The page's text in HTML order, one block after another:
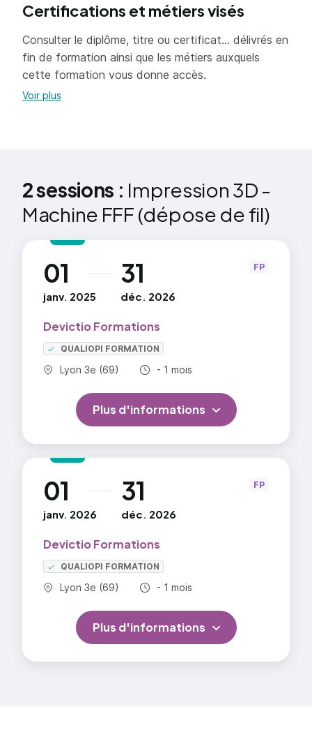
Les bonnes pratiques
Les paramètres d’impression
LES LOGICIELS ASSOCIES
Exercices d’application
CAS PRATIQUES
Orientation de la pièce
Tranchage
Post-production
MISE EN APPLICATION
Certifications et métiers visés
Consulter le diplôme, titre ou certificat... délivrés en
fin de formation ainsi que les métiers auxquels
cette formation vous donne accès.
Voir plus
2 sessions : Impression 3D -
Machine FFF (dépose de fil)
01
janv. 2025
au 31
déc. 2026
Devictio Formations
QUALIOPI FORMATION
Commune :
Lyon 3e (69) Durée totale :
- 1 mois
FP
Plus d'informations
01
janv. 2026
au 31
déc. 2026
Devictio Formations
QUALIOPI FORMATION
Commune :
Lyon 3e (69) Durée totale :
- 1 mois
FP
Plus d'informations